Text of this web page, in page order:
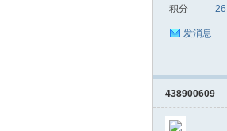
圳
积分 26
发消息
438900609